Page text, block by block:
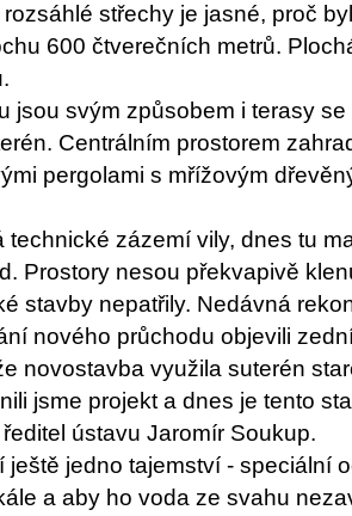
střechy je jasné, proč
600 čtverečních metrů.
jsou svým způsobem i terasy
Centrálním prostorem
pergolami s mřížovým
technické zázemí vily, dnes tu
Prostory nesou překvapivě
stavby nepatřily. Nedávná
nového průchodu objevili
novostavba využila suterén
jsme projekt a dnes je tento
ústavu Jaromír Soukup.
ještě jedno tajemství - speciální
a aby ho voda ze svahu